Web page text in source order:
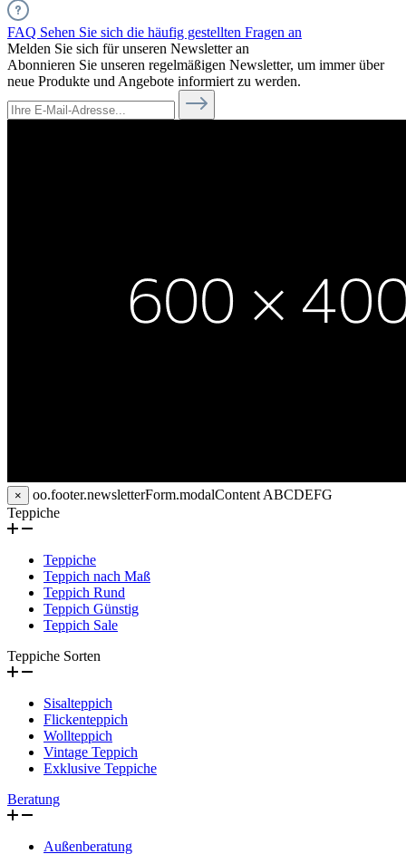
FAQ Sehen Sie sich die häufig gestellten Fragen an
Melden Sie sich für unseren Newsletter an
Abonnieren Sie unseren regelmäßigen Newsletter, um immer über
neue Produkte und Angebote informiert zu werden.
× oo.footer.newsletterForm.modalContentABCDEFG
Teppiche
Teppiche
Teppich nach Maß
Teppich Rund
Teppich Günstig
Teppich Sale
Teppiche Sorten
Sisalteppich
Flickenteppich
Wollteppich
Vintage Teppich
Exklusive Teppiche
Beratung
Außenberatung